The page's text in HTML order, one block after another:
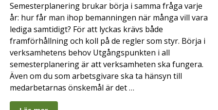
Semesterplanering brukar börja i samma fråga varje
år: hur får man ihop bemanningen när många vill vara
lediga samtidigt? För att lyckas krävs både
framförhållning och koll på de regler som styr. Börja i
verksamhetens behov Utgångspunkten i all
semesterplanering är att verksamheten ska fungera.
Även om du som arbetsgivare ska ta hänsyn till
medarbetarnas önskemål är det …